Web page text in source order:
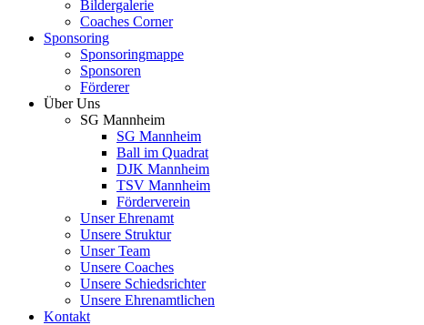
Bildergalerie
Coaches Corner
Sponsoring
Sponsoringmappe
Sponsoren
Förderer
Über Uns
SG Mannheim
SG Mannheim
Ball im Quadrat
DJK Mannheim
TSV Mannheim
Förderverein
Unser Ehrenamt
Unsere Struktur
Unser Team
Unsere Coaches
Unsere Schiedsrichter
Unsere Ehrenamtlichen
Kontakt